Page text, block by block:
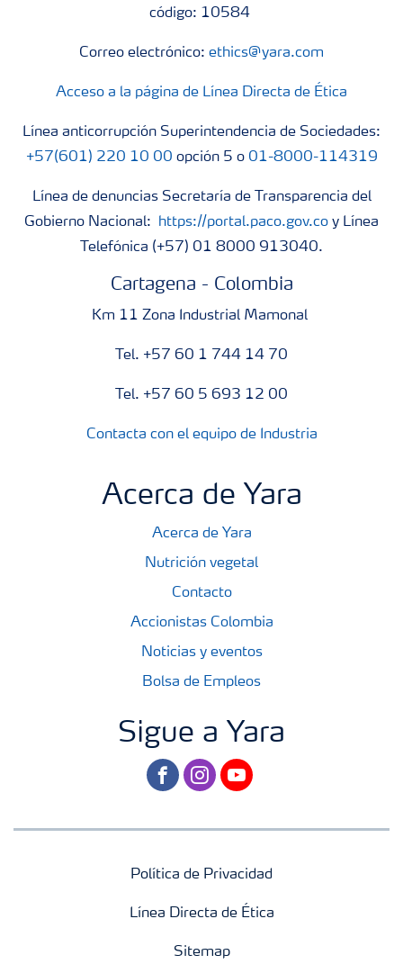
código: 10584
Correo electrónico: ethics@yara.com
Acceso a la página de Línea Directa de Ética
Línea anticorrupción Superintendencia de Sociedades:
+57(601) 220 10 00 opción 5 o 01-8000-114319
Línea de denuncias Secretaría de Transparencia del
Gobierno Nacional:
https://portal.paco.gov.co y Línea
Telefónica (+57) 01 8000 913040.
Cartagena - Colombia
Km 11 Zona Industrial Mamonal
Tel. +57 60 1 744 14 70
Tel. +57 60 5 693 12 00
Contacta con el equipo de Industria
Acerca de Yara
Acerca de Yara
Nutrición vegetal
Contacto
Accionistas Colombia
Noticias y eventos
Bolsa de Empleos
Sigue a Yara
facebookinstagram
youtube
Política de Privacidad
Línea Directa de Ética
Sitemap